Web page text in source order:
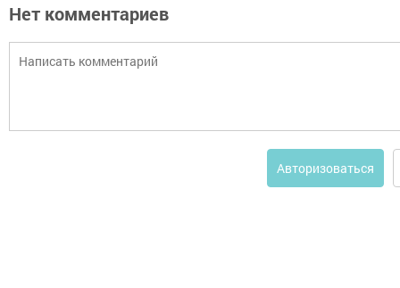
Нет комментариев
Авторизоваться